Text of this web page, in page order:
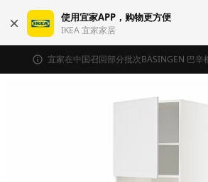
使用宜家APP，购物更方便
IKEA 宜家家居
宜家在中国召回部分批次BÄSINGEN 巴辛